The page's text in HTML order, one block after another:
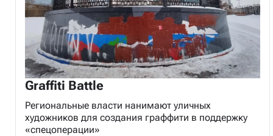
Graffiti Battle
Региональные власти нанимают уличных
художников для создания граффити в поддержку
«спецоперации»